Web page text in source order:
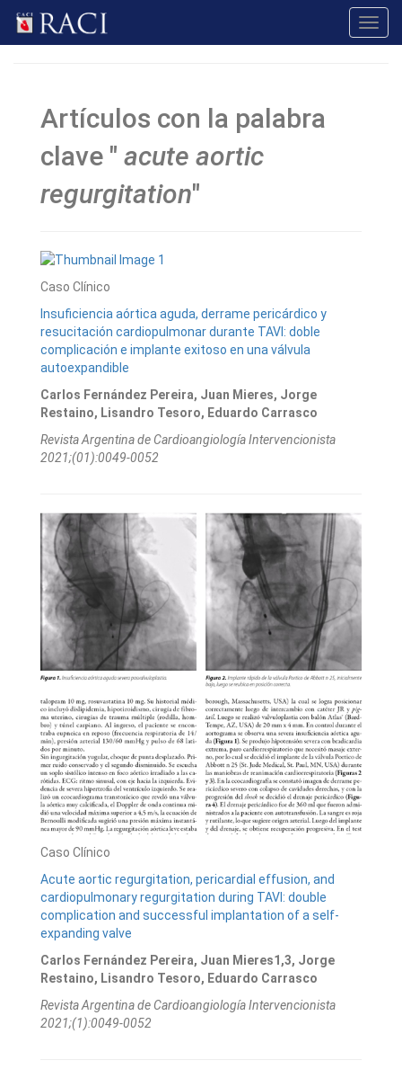
Artículos con la palabra
clave " acute aortic
regurgitation"
Caso Clínico
Insuficiencia aórtica aguda, derrame pericárdico y
resucitación cardiopulmonar durante TAVI: doble
complicación e implante exitoso en una válvula
autoexpandible
Carlos Fernández Pereira, Juan Mieres, Jorge
Restaino, Lisandro Tesoro, Eduardo Carrasco
Revista Argentina de Cardioangiologí­a Intervencionista
2021;(01):0049-0052
Caso Clínico
Acute aortic regurgitation, pericardial effusion, and
cardiopulmonary regurgitation during TAVI: double
complication and successful implantation of a self-
expanding valve
Carlos Fernández Pereira, Juan Mieres1,3, Jorge
Restaino, Lisandro Tesoro, Eduardo Carrasco
Revista Argentina de Cardioangiologí­a Intervencionista
2021;(1):0049-0052